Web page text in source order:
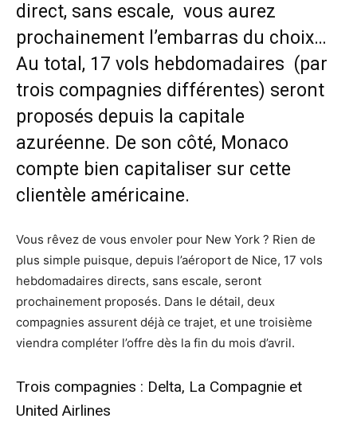
direct, sans escale, vous aurez
prochainement l’embarras du choix…
Au total, 17 vols hebdomadaires (par
trois compagnies différentes) seront
proposés depuis la capitale
azuréenne. De son côté, Monaco
compte bien capitaliser sur cette
clientèle américaine.
Vous rêvez de vous envoler pour New York ? Rien de
plus simple puisque, depuis l’aéroport de Nice, 17 vols
hebdomadaires directs, sans escale, seront
prochainement proposés. Dans le détail, deux
compagnies assurent déjà ce trajet, et une troisième
viendra compléter l’offre dès la fin du mois d’avril.
Trois compagnies : Delta, La Compagnie et
United Airlines